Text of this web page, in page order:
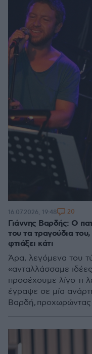
Γιάννης Βαρδής: Ο
του τα τραγούδια
φτιάξει κάτι
Άρα, λεγόμενα του
«ανταλλάσσαμε
προσέχουμε λίγο τι
έγραψε σε μία
Βαρδή, προχωρώντας
16.07.2026, 19:48 20